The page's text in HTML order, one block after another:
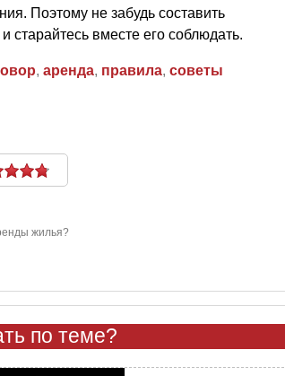
Поэтому не забудь составить
вместе его соблюдать.
, аренда, правила, советы
жилья?
по теме?